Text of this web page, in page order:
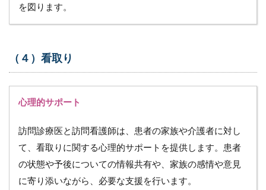
お
い
意
ポ
ン
ト
5.1
（１）
負担増
を図ります。
（４）看取り
心理的サポート
訪問診療医と訪問看護師は、患者の家族や介護者に対し
て、看取りに関する心理的サポートを提供します。患者
の状態や予後についての情報共有や、家族の感情や意見
に寄り添いながら、必要な支援を行います。